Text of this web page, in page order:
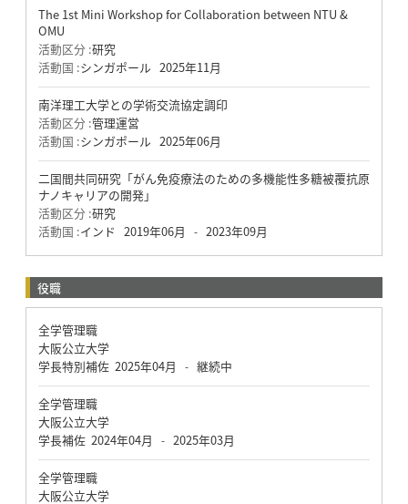
The 1st Mini Workshop for Collaboration between NTU &
OMU
活動区分 :研究
活動国 :シンガポール 2025年11月
南洋理工大学との学術交流協定調印
活動区分 :管理運営
活動国 :シンガポール 2025年06月
二国間共同研究「がん免疫療法のための多機能性多糖被覆抗原
ナノキャリアの開発」
活動区分 :研究
活動国 :インド 2019年06月 - 2023年09月
役職
全学管理職
大阪公立大学
学長特別補佐 2025年04月 - 継続中
全学管理職
大阪公立大学
学長補佐 2024年04月 - 2025年03月
全学管理職
大阪公立大学